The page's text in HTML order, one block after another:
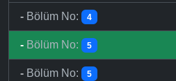
- Bölüm No: 4
- Bölüm No: 5
- Bölüm No: 5